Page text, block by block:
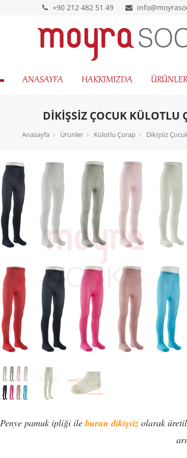
+90 212 482 51 49
ANASAYFA HAKKIMIZDA
DIKIŞSIZ ÇOCUK KÜLOTLU
Anasayfa Ürünler Külotlu Çorap Dikişsiz
Penye pamuk ipliği ileburun dikişsizolarak